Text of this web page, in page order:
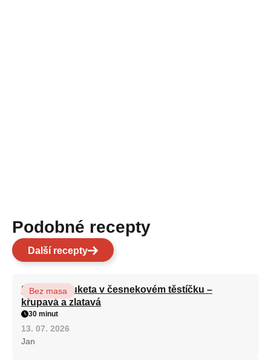
Podobné recepty
Další recepty
Smažená cuketa v česnekovém těstíčku –
křupavá a zlatavá
Bez masa
30 minut
13. 07. 2026
Jan